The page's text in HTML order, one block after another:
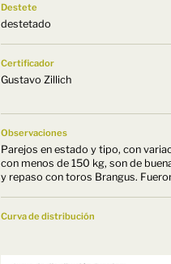
Destete
destetado
Certificador
Gustavo Zillich
Observaciones
Parejos en estado y tipo, con
con menos de 150 kg, son de
y repaso con toros Brangus.
Curva de distribución